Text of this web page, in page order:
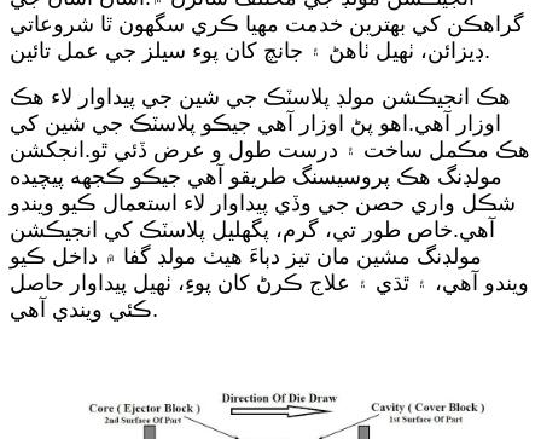
گراهڪن کي بهترين خدمت مهيا ڪري سگھون ٿا شروعاتي
ڊيزائن، ٺهيل ٺاھڻ ۽ جانچ کان پوء سيلز جي عمل تائين.
هڪ انجيڪشن مولڊ پلاسٽڪ جي شين جي پيداوار لاء هڪ
اوزار آهي.اهو پڻ اوزار آهي جيڪو پلاسٽڪ جي شين کي
هڪ مڪمل ساخت ۽ درست طول و عرض ڏئي ٿو.انجکشن
مولڊنگ هڪ پروسيسنگ طريقو آهي جيڪو ڪجهه پيچيده
شڪل واري حصن جي وڏي پيداوار لاء استعمال ڪيو ويندو
آهي.خاص طور تي، گرم، پگھليل پلاسٽڪ کي انجيڪشن
مولڊنگ مشين مان تيز دٻاءَ هيٺ مولڊ گفا ۾ داخل ڪيو
ويندو آهي، ۽ ٿڌي ۽ علاج ڪرڻ کان پوءِ، ٺهيل پيداوار حاصل
ڪئي ويندي آهي.